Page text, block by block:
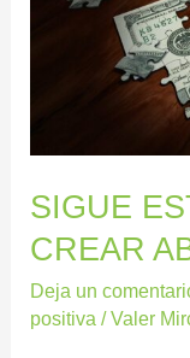
SIGUE
CREAR
Deja un
positiva /Valer
PARA
ABUNDANCIA